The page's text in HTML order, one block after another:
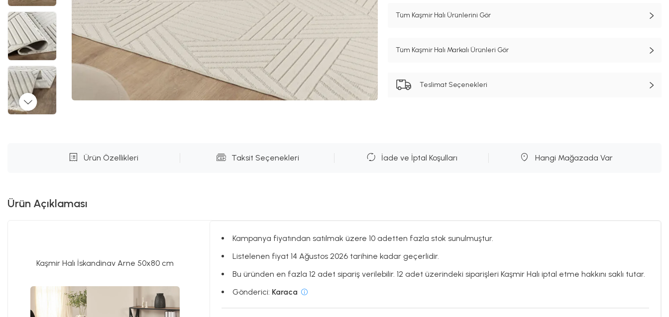
Tüm Kaşmir Halı Ürünlerini Gör
Tüm Kaşmir Halı Markalı Ürünleri Gör
Teslimat Seçenekleri
Ürün Özellikleri Taksit Seçenekleri İade ve İptal Koşulları Hangi Mağazada Var
Ürün Açıklaması
Kaşmir Halı İskandinav Arne 50x80 cm
Kampanya fiyatından satılmak üzere 10 adetten fazla stok sunulmuştur.
Listelenen fiyat 14 Ağustos 2026 tarihine kadar geçerlidir.
Bu üründen en fazla 12 adet sipariş verilebilir. 12 adet üzerindeki siparişleri Kaşmir Halı iptal etme hakkını saklı tutar.
Gönderici: Karaca